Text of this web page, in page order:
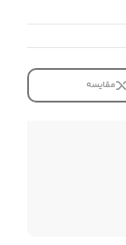
مقایسه